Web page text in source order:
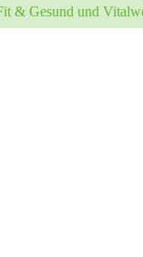
& Gesund und